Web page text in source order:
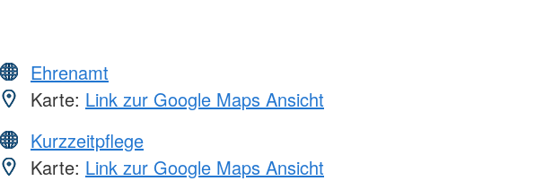
Ehrenamt
Karte: Link zur Google Maps Ansicht
Kurzzeitpflege
Karte: Link zur Google Maps Ansicht